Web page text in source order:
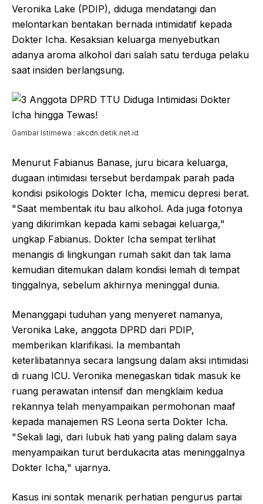
Veronika Lake (PDIP), diduga mendatangi dan
melontarkan bentakan bernada intimidatif kepada
Dokter Icha. Kesaksian keluarga menyebutkan
adanya aroma alkohol dari salah satu terduga pelaku
saat insiden berlangsung.
Gambar Istimewa : akcdn.detik.net.id
Menurut Fabianus Banase, juru bicara keluarga,
dugaan intimidasi tersebut berdampak parah pada
kondisi psikologis Dokter Icha, memicu depresi berat.
"Saat membentak itu bau alkohol. Ada juga fotonya
yang dikirimkan kepada kami sebagai keluarga,"
ungkap Fabianus. Dokter Icha sempat terlihat
menangis di lingkungan rumah sakit dan tak lama
kemudian ditemukan dalam kondisi lemah di tempat
tinggalnya, sebelum akhirnya meninggal dunia.
Menanggapi tuduhan yang menyeret namanya,
Veronika Lake, anggota DPRD dari PDIP,
memberikan klarifikasi. Ia membantah
keterlibatannya secara langsung dalam aksi intimidasi
di ruang ICU. Veronika menegaskan tidak masuk ke
ruang perawatan intensif dan mengklaim kedua
rekannya telah menyampaikan permohonan maaf
kepada manajemen RS Leona serta Dokter Icha.
"Sekali lagi, dari lubuk hati yang paling dalam saya
menyampaikan turut berdukacita atas meninggalnya
Dokter Icha," ujarnya.
Kasus ini sontak menarik perhatian pengurus partai